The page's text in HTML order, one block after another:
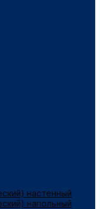
настенный
напольный